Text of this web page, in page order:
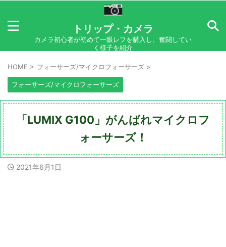
トリップ・カメラ
カメラ初心者が初めて一眼レフを購入し、奮闘してい
く様子を紹介
HOME > フォーサーズ/マイクロフォーサーズ >
フォーサーズ/マイクロフォーサーズ
「LUMIX G100」がんばれマイクロフ
ォーサーズ！
2021年6月1日